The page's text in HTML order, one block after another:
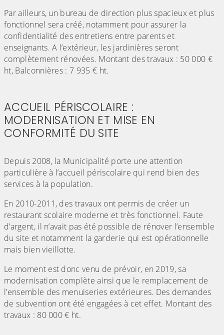
Par ailleurs, un bureau de direction plus spacieux et plus
fonctionnel sera créé, notamment pour assurer la
confidentialité des entretiens entre parents et
enseignants. A l’extérieur, les jardinières seront
complètement rénovées. Montant des travaux : 50 000 €
ht, Balconnières : 7 935 € ht.
ACCUEIL PÉRISCOLAIRE :
MODERNISATION ET MISE EN
CONFORMITÉ DU SITE
Depuis 2008, la Municipalité porte une attention
particulière à l’accueil périscolaire qui rend bien des
services à la population.
En 2010-2011, des travaux ont permis de créer un
restaurant scolaire moderne et très fonctionnel. Faute
d’argent, il n’avait pas été possible de rénover l’ensemble
du site et notamment la garderie qui est opérationnelle
mais bien vieillotte.
Le moment est donc venu de prévoir, en 2019, sa
modernisation complète ainsi que le remplacement de
l’ensemble des menuiseries extérieures. Des demandes
de subvention ont été engagées à cet effet. Montant des
travaux : 80 000 € ht.